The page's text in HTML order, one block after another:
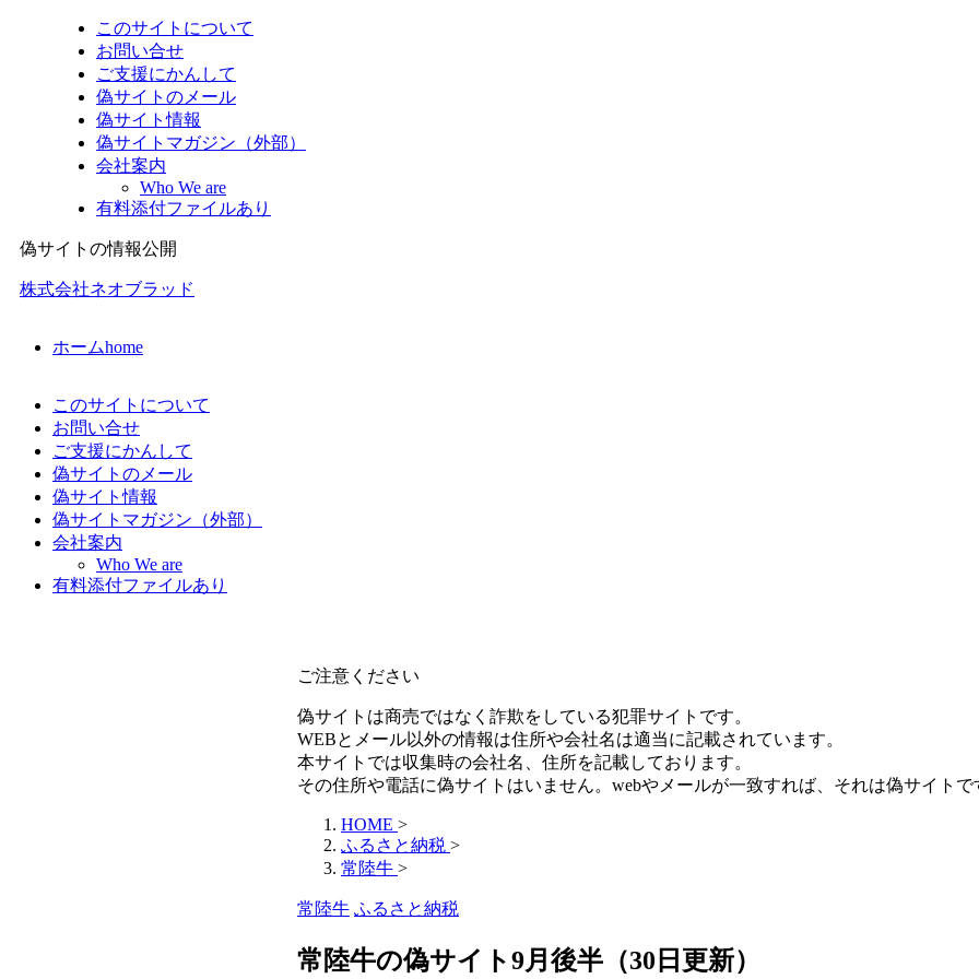
このサイトについて
お問い合せ
ご支援にかんして
偽サイトのメール
偽サイト情報
偽サイトマガジン（外部）
会社案内
Who We are
有料添付ファイルあり
偽サイトの情報公開
株式会社ネオブラッド
ホームhome
このサイトについて
お問い合せ
ご支援にかんして
偽サイトのメール
偽サイト情報
偽サイトマガジン（外部）
会社案内
Who We are
有料添付ファイルあり
ご注意ください
偽サイトは商売ではなく詐欺をしている犯罪サイトです。
WEBとメール以外の情報は住所や会社名は適当に記載されています。
本サイトでは収集時の会社名、住所を記載しております。
その住所や電話に偽サイトはいません。webやメールが一致すれば、それは偽サイトで
HOME >
ふるさと納税 >
常陸牛 >
常陸牛 ふるさと納税
常陸牛の偽サイト9月後半（30日更新）